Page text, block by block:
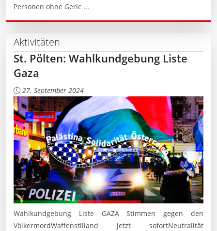
Personen ohne Geric ...
Aktivitäten
St. Pölten: Wahlkundgebung Liste
Gaza
27. September 2024
Wahlkundgebung Liste GAZA Stimmen gegen den
VölkermordWaffenstilland jetzt sofortNeutralität